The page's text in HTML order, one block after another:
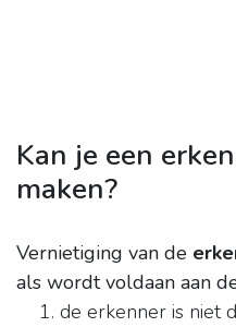
Kan je een
maken?
Vernietiging van de
als wordt voldaan aan
de erkenner is niet